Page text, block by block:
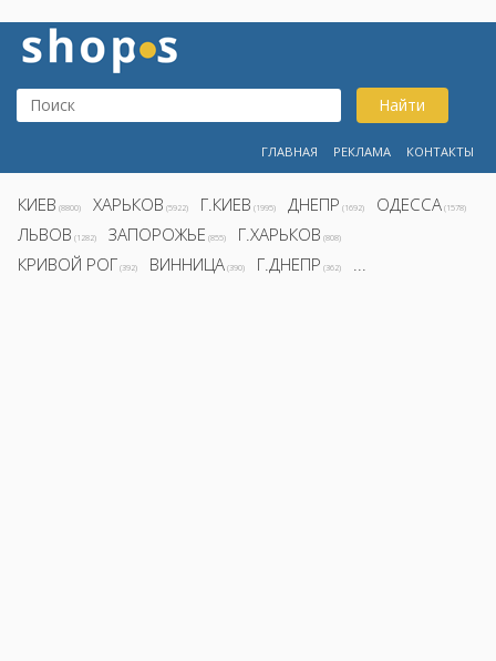
Найти
ГЛАВНАЯ РЕКЛАМА КОНТАКТЫ
КИЕВ (8800) ХАРЬКОВ (5922) Г.КИЕВ (1995) ДНЕПР (1692) ОДЕССА (1578)
ЛЬВОВ (1282) ЗАПОРОЖЬЕ (855) Г.ХАРЬКОВ (808)
КРИВОЙ РОГ (392) ВИННИЦА (390) Г.ДНЕПР (362) ...